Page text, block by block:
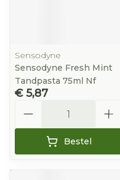
Sensodyne
Sensodyne Fresh Mint
Tandpasta 75ml Nf
€ 5,87
Bestel